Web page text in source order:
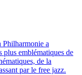
Philharmonie a
plus emblématiques de
de la
par le free jazz.